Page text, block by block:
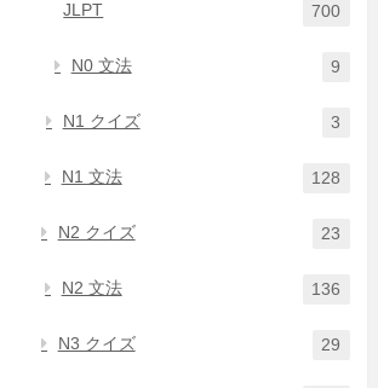
JLPT 700
N0 文法 9
N1 クイズ 3
N1 文法 128
N2 クイズ 23
N2 文法 136
N3 クイズ 29